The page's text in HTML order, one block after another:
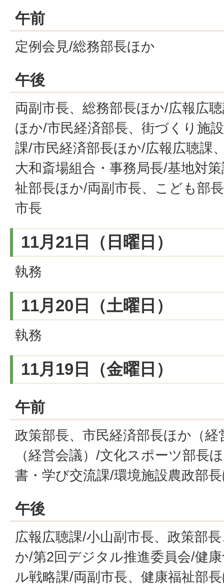
午前
定例会見/総務部長ほか
午後
両副市長、総務部長ほか/広報広
ほか/市民経済部長、街づくり施
課/市民経済部長ほか/広報広聴課
大和斎場組合・事務局長/基地対
祉部長ほか/両副市長、こども部
市長
11月21日（日曜日）
執務
11月20日（土曜日）
執務
11月19日（金曜日）
午前
政策部長、市民経済部長ほか（
（経営会議）/文化スポーツ部長
書・学び交流課/環境施設農政部
午後
広報広聴課/小山副市長、政策部
か/第2回デジタル推進委員会/健
ル戦略課/両副市長、健康福祉部